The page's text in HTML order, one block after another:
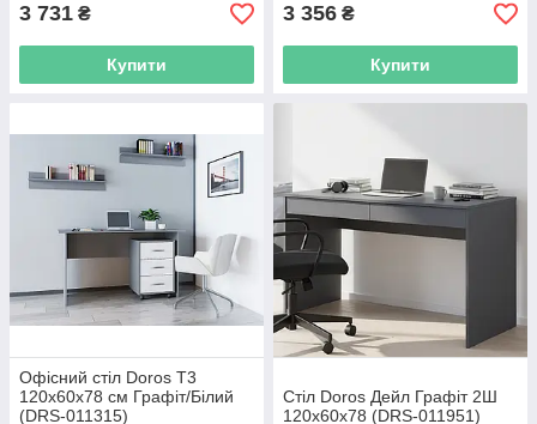
3 731 ₴
Купити
3 356 ₴
Купити
Офісний стіл Doros Т3
120х60х78 см Графіт/Білий
(DRS-011315)
Стіл Doros Дейл Графіт 2Ш
120х60х78 (DRS-011951)